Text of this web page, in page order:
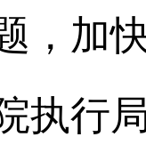
，加
执行